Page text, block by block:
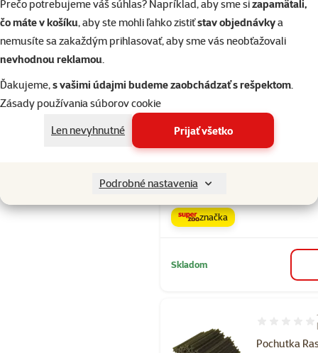
Prečo potrebujeme váš súhlas? Napríklad, aby sme sizapamätali,
čo máte v košíku, aby ste mohli ľahko zistiťstav objednávkya
nemusíte sa zakaždým prihlasovať, aby sme vás neobťažovali
nevhodnou reklamou.
Ďakujeme,s vašimi údajmi budeme zaobchádzať s rešpektom.
Zásady používania súborov cookie
Len nevyhnutné
Prijať všetko
Podrobné nastavenia
značka
Skladom
Dental kriz s
Hodnotenie
značka
Skladom
Pochutka
Hodnotenie